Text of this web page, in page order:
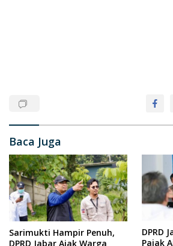
Baca Juga
Sarimukti Hampir Penuh,
DPRD Jabar Ajak Warga
DPRD
Pajak